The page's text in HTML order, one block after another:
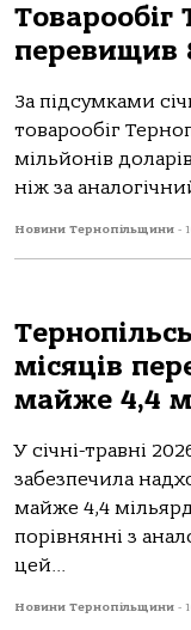
перевищив
За підсумками
товарообіг
мільйонів
ніж за
Новини Тернопільщини -
місяців
майже 4,4
У січні-травні
забезпечила
майже 4,4
порівнянні з
цей...
Новини Тернопільщини -